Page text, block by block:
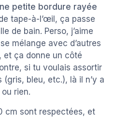
petite bordure rayée
tape-à-l’œil, ça passe
de bain. Perso, j’aime
mélange avec d’autres
et ça donne un côté
si tu voulais assortir
bleu, etc.), là il n’y a
ou rien.
cm sont respectées, et